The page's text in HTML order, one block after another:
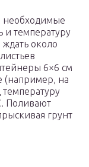
необходимые
и температуру
ждать около
6×6 см
(например, на
Поливают
грунт